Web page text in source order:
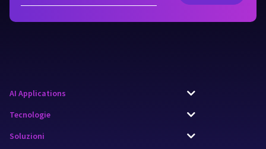
AI Applications
Tecnologie
Soluzioni